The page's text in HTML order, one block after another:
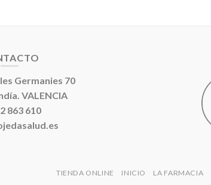
Germanies 70
VALENCIA
863 610
TIENDA ONLINE INICIO LA FARMACIA